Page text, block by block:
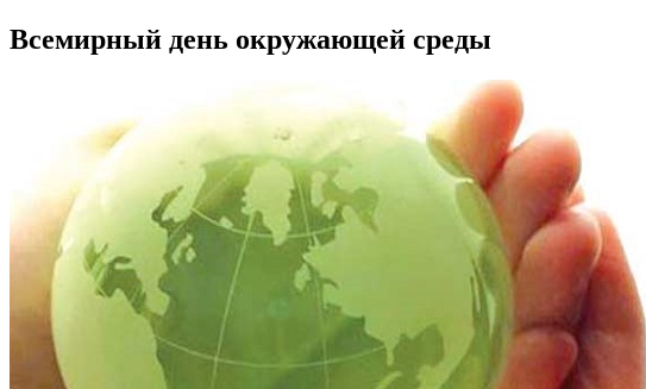
Всемирный день окружающей среды